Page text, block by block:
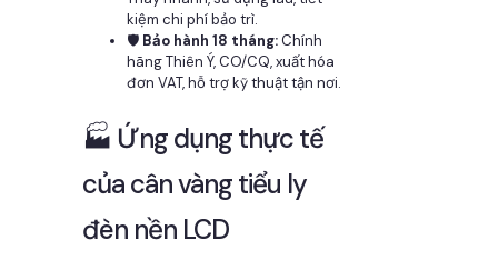
kiệm chi phí bảo trì.
🛡️ Bảo hành 18 tháng:Chính
hãng Thiên Ý, CO/CQ, xuất hóa
đơn VAT, hỗ trợ kỹ thuật tận nơi.
🏭 Ứng dụng thực tế
của cân vàng tiểu ly
đèn nền LCD